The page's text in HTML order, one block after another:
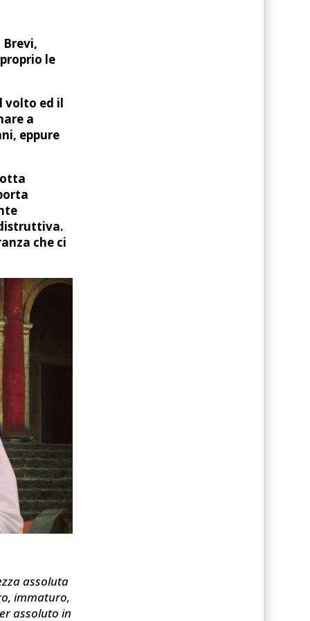
Brevi,
le
volto ed il
a
eppure
che ci
assoluta
immaturo,
assoluto in